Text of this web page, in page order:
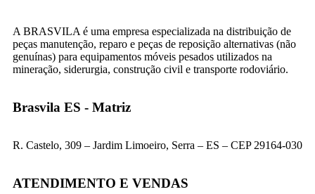
A BRASVILA é uma empresa especializada na distribuição de
peças manutenção, reparo e peças de reposição alternativas (não
genuínas) para equipamentos móveis pesados utilizados na
mineração, siderurgia, construção civil e transporte rodoviário.
Brasvila ES - Matriz
R. Castelo, 309 – Jardim Limoeiro, Serra – ES – CEP 29164-030
ATENDIMENTO E VENDAS